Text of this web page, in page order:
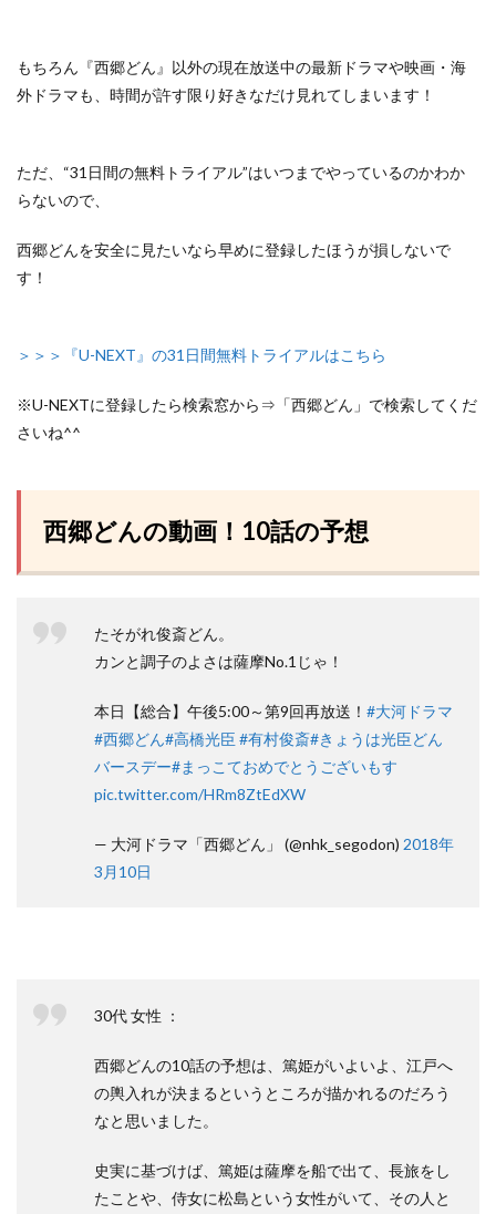
もちろん『西郷どん』以外の現在放送中の最新ドラマや映画・海
外ドラマも、 時間が許す限り好きなだけ見れてしまいます！
ただ、 “31日間の無料トライアル”はいつまでやっているのかわか
らないので、
西郷どんを安全に見たいなら早めに登録したほうが損しないで
す！
＞＞＞『U-NEXT』の31日間無料トライアルはこちら
※U-NEXTに登録したら検索窓から⇒「西郷どん」で検索してくだ
さいね^^
西郷どんの動画！10話の予想
たそがれ俊斎どん。
カンと調子のよさは薩摩No.1じゃ！
本日【総合】午後5:00～第9回再放送！ #大河ドラマ
#西郷どん#高橋光臣 #有村俊斎#きょうは光臣どん
バースデー#まっこておめでとうございもす
pic.twitter.com/HRm8ZtEdXW
— 大河ドラマ「西郷どん」 (@nhk_segodon) 2018年
3月10日
30代 女性 ：
西郷どんの10話の予想は、篤姫がいよいよ、江戸へ
の輿入れが決まるというところが描かれるのだろう
なと思いました。
史実に基づけば、篤姫は薩摩を船で出て、長旅をし
たことや、侍女に松島という女性がいて、その人と